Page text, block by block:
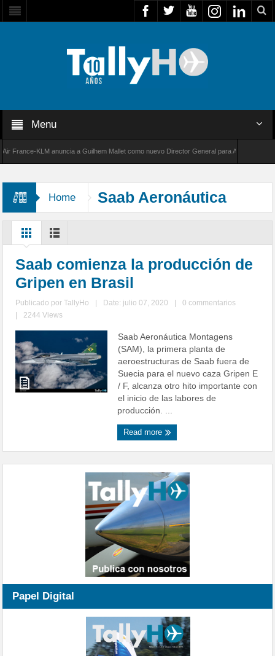
Menu
KLM anuncia a Guilhem Mallet como nuevo Director General para América Latina
Home
Saab Aeronáutica
Montagens
Saab comienza la producción de
Gripen en Brasil
Publicado porTallyHo Date: julio 07, 2020
0 commentarios
2244 Views
Saab Aeronáutica Montagens
(SAM), la primera planta de
aeroestructuras de Saab fuera de
Suecia para el nuevo caza Gripen E
/ F, alcanza otro hito importante con
el inicio de las labores de
producción. ...
Read more
Papel Digital